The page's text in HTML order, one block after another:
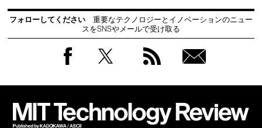
フォローしてください
重要なテクノロジーとイノベーションのニュー
スをSNSやメールで受け取る